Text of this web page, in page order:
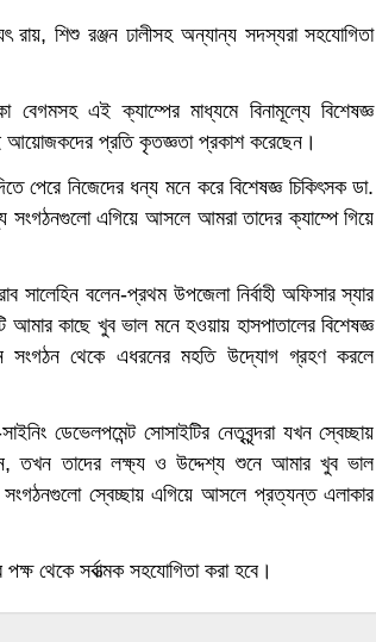
রায়, শিশু রঞ্জন ঢালীসহ অন্যান্য সদস্যরা সহযোগিতা
বেগমসহ এই ক্যাম্পের মাধ্যমে বিনামূল্যে বিশেষজ্ঞ
আয়োজকদের প্রতি কৃতজ্ঞতা প্রকাশ করেছেন।
পেরে নিজেদের ধন্য মনে করে বিশেষজ্ঞ চিকিৎসক ডা.
সংগঠনগুলো এগিয়ে আসলে আমরা তাদের ক্যাম্পে গিয়ে
সালেহিন বলেন-প্রথম উপজেলা নির্বাহী অফিসার স্যার
আমার কাছে খুব ভাল মনে হওয়ায় হাসপাতালের বিশেষজ্ঞ
সংগঠন থেকে এধরনের মহতি উদ্যোগ গ্রহণ করলে
ডেভেলপমেন্ট সোসাইটির নেতৃবৃন্দরা যখন স্বেচ্ছায়
তখন তাদের লক্ষ্য ও উদ্দেশ্য শুনে আমার খুব ভাল
সংগঠনগুলো স্বেচ্ছায় এগিয়ে আসলে প্রত্যন্ত এলাকার
থেকে সর্বাত্মক সহযোগিতা করা হবে।